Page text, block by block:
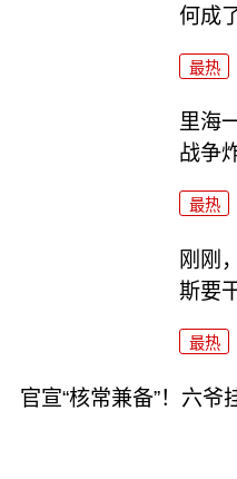
何成
最热
里海
战争
最热
刚刚
斯要
最热
官宣“核常兼备”！六